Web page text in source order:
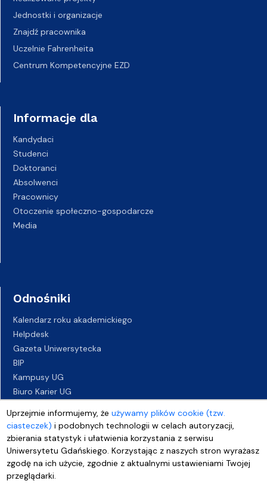
Uprzejmie informujemy, żeużywamy plików cookie (tzw.
ciasteczek) i podobnych technologii w celach autoryzacji,
zbierania statystyk i ułatwienia korzystania z serwisu
Uniwersytetu Gdańskiego. Korzystając z naszych stron wyrażasz
zgodę na ich użycie, zgodnie z aktualnymi ustawieniami Twojej
przeglądarki.
Jednostki i organizacje
Znajdź pracownika
Uczelnie Fahrenheita
Centrum Kompetencyjne EZD
Informacje dla
Kandydaci
Studenci
Doktoranci
Absolwenci
Pracownicy
Otoczenie społeczno-gospodarcze
Media
Odnośniki
Kalendarz roku akademickiego
Helpdesk
Gazeta Uniwersytecka
BIP
Kampusy UG
Biuro Karier UG
Deklaracja dostępności